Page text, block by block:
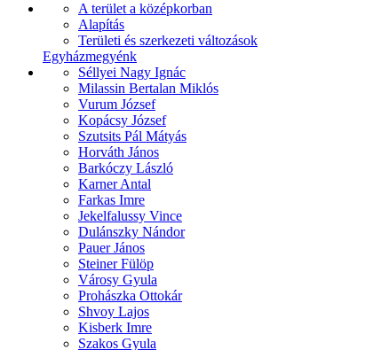
A terület a középkorban
Alapítás
Területi és szerkezeti változások
Egyházmegyénk
Séllyei Nagy Ignác
Milassin Bertalan Miklós
Vurum József
Kopácsy József
Szutsits Pál Mátyás
Horváth János
Barkóczy László
Karner Antal
Farkas Imre
Jekelfalussy Vince
Dulánszky Nándor
Pauer János
Steiner Fülöp
Városy Gyula
Prohászka Ottokár
Shvoy Lajos
Kisberk Imre
Szakos Gyula